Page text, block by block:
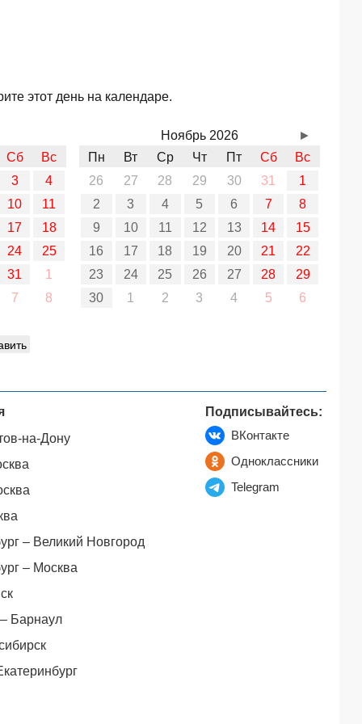
этот день на календаре.
Сб
Вс
3
4
10
11
17
18
24
25
31
1
7
8
Ноябрь 2026
Пн
Вт Ср Чт Пт Сб
Вс
26
27 28 29 30 31
1
2
3 4 5 6 7
8
9
10 11 12 13 14
15
16
17 18 19 20 21
22
23
24 25 26 27 28
29
30
1 2 3 4 5 6
►
на-Дону
– Великий Новгород
– Москва
Барнаул
Подписывайтесь:
ВКонтакте
Одноклассники
Telegram